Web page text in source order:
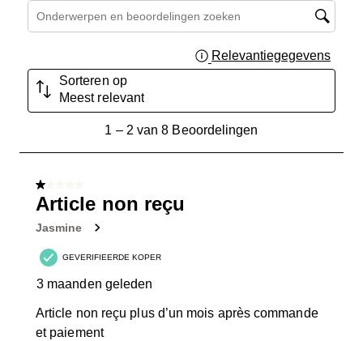
Onderwerpen en beoordelingen zoeken per regio
Relevantiegegevens
Sorteren op
Meest relevant
van
Beoordelingen.
1 – 2 van 8 Beoordelingen
1 van 5 sterren.
Article non reçu
Jasmine
GEVERIFIEERDE KOPER
3 maanden geleden
Article non reçu plus d’un mois après commande
et paiement